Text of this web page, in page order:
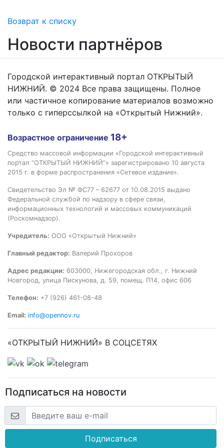
Возврат к списку
Новости партнёров
Городской интерактивный портал ОТКРЫТЫЙ
НИЖНИЙ. © 2024 Все права защищены. Полное
или частичное копирование материалов возможно
только с гиперссылкой на «Открытый Нижний».
Возрастное ограничение 18+
Средство массовой информации «Городской интерактивный
портал “ОТКРЫТЫЙ НИЖНИЙ”» зарегистрировано 10 августа
2015 г. в форме распространения «Сетевое издание».
Свидетельство Эл № ФС77 – 62677 от 10.08.2015 выдано
Федеральной службой по надзору в сфере связи,
информационных технологий и массовых коммуникаций
(Роскомнадзор).
Учредитель: ООО «Открытый Нижний»
Главный редактор: Валерий Прохоров
Адрес редакции: 603000, Нижегородская обл., г. Нижний
Новгород, улица Пискунова, д. 59, помещ. П14, офис 606
Телефон: +7 (926) 461-08-48
Email: info@opennov.ru
«ОТКРЫТЫЙ НИЖНИЙ» В СОЦСЕТЯХ
Подписаться на новости
Подписаться